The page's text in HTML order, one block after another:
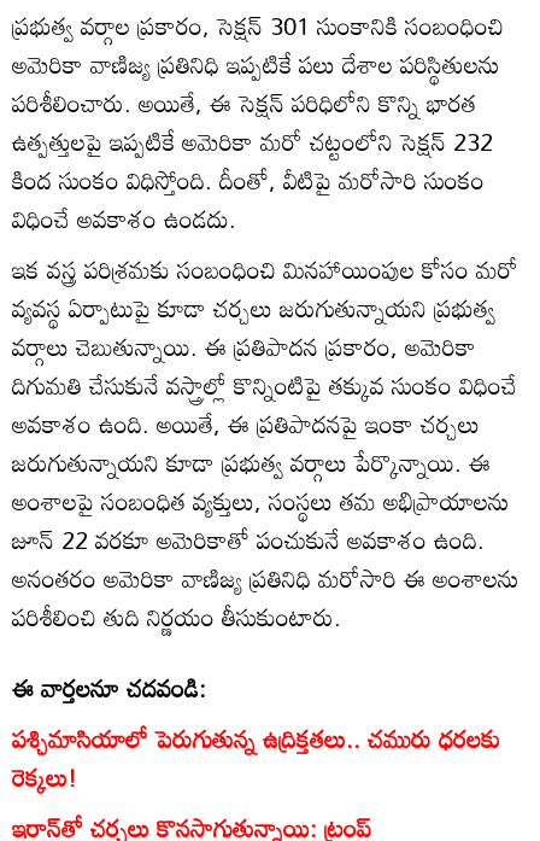
ప్రభుత్వ వర్గాల ప్రకారం, సెక్షన్ 301 సుంకానికి సంబంధించి
అమెరికా వాణిజ్య ప్రతినిధి ఇప్పటికే పలు దేశాల పరిస్థితులను
పరిశీలించారు. అయితే, ఈ సెక్షన్ పరిధిలోని కొన్ని భారత
ఉత్పత్తులపై ఇప్పటికే అమెరికా మరో చట్టంలోని సెక్షన్ 232
కింద సుంకం విధిస్తోంది. దీంతో, వీటిపై మరోసారి సుంకం
విధించే అవకాశం ఉండదు.
ఇక వస్త్ర పరిశ్రమకు సంబంధించి మినహాయింపుల కోసం మరో
వ్యవస్థ ఏర్పాటుపై కూడా చర్చలు జరుగుతున్నాయని ప్రభుత్వ
వర్గాలు చెబుతున్నాయి. ఈ ప్రతిపాదన ప్రకారం, అమెరికా
దిగుమతి చేసుకునే వస్త్రాల్లో కొన్నింటిపై తక్కువ సుంకం విధించే
అవకాశం ఉంది. అయితే, ఈ ప్రతిపాదనపై ఇంకా చర్చలు
జరుగుతున్నాయని కూడా ప్రభుత్వ వర్గాలు పేర్కొన్నాయి. ఈ
అంశాలపై సంబంధిత వ్యక్తులు, సంస్థలు తమ అభిప్రాయాలను
జూన్ 22 వరకూ అమెరికాతో పంచుకునే అవకాశం ఉంది.
అనంతరం అమెరికా వాణిజ్య ప్రతినిధి మరోసారి ఈ అంశాలను
పరిశీలించి తుది నిర్ణయం తీసుకుంటారు.
ఈ వార్తలనూ చదవండి:
పశ్చిమాసియాలో పెరుగుతున్న ఉద్రిక్తతలు.. చమురు ధరలకు
రెక్కలు!
ఇరాన్‌తో చర్చలు కొనసాగుతున్నాయి: ట్రంప్